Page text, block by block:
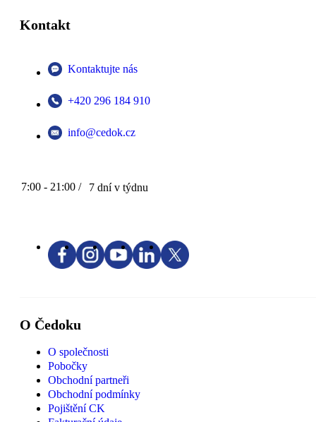
Kontakt
Kontaktujte nás
+420 296 184 910
info@cedok.cz
7:00 - 21:00 / 7 dní v týdnu
O Čedoku
O společnosti
Pobočky
Obchodní partneři
Obchodní podmínky
Pojištění CK